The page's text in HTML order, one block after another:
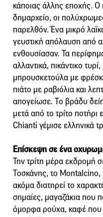
κάποιας άλλης εποχής. Ο
δημαρχείο, οι
παρελθόν. Ένα μικρό
γευστική απόλαυση από
ενθουσίασαν. Τα
αλλαντικά, πικάντικο
μπρουσκετούλα με
πιάτο με ραβιόλια και
απογείωσε. Το βράδυ
μετά από το τρίτο
Chianti γέμισε ελληνικά
Επίσκεψη σε ένα
Την τρίτη μέρα εκδρομή
Τοσκάνης, το
ακόμα διατηρεί το
σημαίες, μαγαζάκια που
όμορφα ρούχα, καφέ που